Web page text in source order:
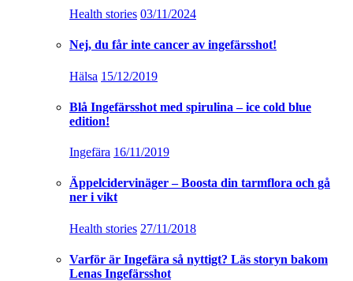
Health stories 03/11/2024
Nej, du får inte cancer av ingefärsshot!
Hälsa 15/12/2019
Blå Ingefärsshot med spirulina – ice cold blue
edition!
Ingefära 16/11/2019
Äppelcidervinäger – Boosta din tarmflora och gå
ner i vikt
Health stories 27/11/2018
Varför är Ingefära så nyttigt? Läs storyn bakom
Lenas Ingefärsshot